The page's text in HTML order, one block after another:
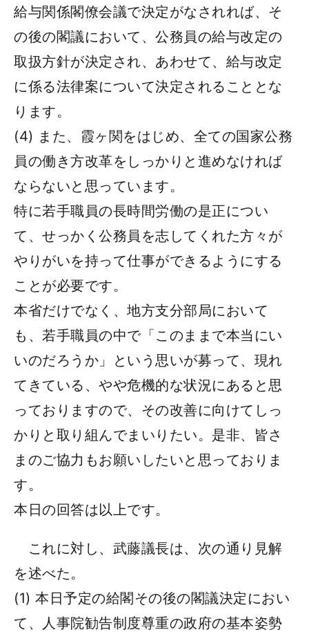
給与関係閣僚会議で決定がなされれば、そ
の後の閣議において、公務員の給与改定の
取扱方針が決定され、あわせて、給与改定
に係る法律案について決定されることとな
ります。
(4) また、霞ヶ関をはじめ、全ての国家公務
員の働き方改革をしっかりと進めなければ
ならないと思っています。
特に若手職員の長時間労働の是正につい
て、せっかく公務員を志してくれた方々が
やりがいを持って仕事ができるようにする
ことが必要です。
本省だけでなく、地方支分部局において
も、若手職員の中で「このままで本当にい
いのだろうか」という思いが募って、現れ
てきている、やや危機的な状況にあると思
っておりますので、その改善に向けてしっ
かりと取り組んでまいりたい。是非、皆さ
まのご協力もお願いしたいと思っておりま
す。
本日の回答は以上です。
これに対し、武藤議長は、次の通り見解
を述べた。
(1) 本日予定の給閣その後の閣議決定におい
て、人事院勧告制度尊重の政府の基本姿勢